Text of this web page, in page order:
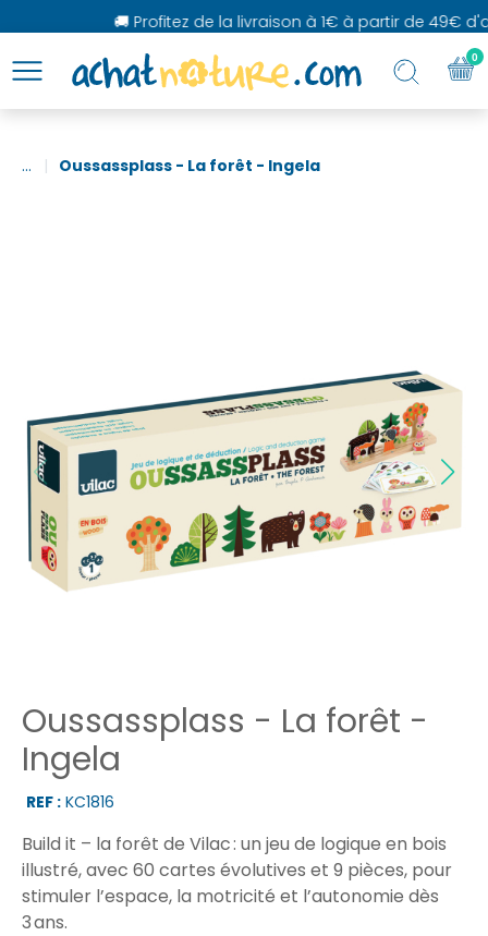
🚚 Profitez de la livraison à 1€ à partir de 49€
... Oussassplass - La forêt - Ingela
Oussassplass - La forêt -
Ingela
REF : KC1816
Build it – la forêt de Vilac : un jeu de logique en bois
illustré, avec 60 cartes évolutives et 9 pièces, pour
stimuler l’espace, la motricité et l’autonomie dès
3 ans.
0